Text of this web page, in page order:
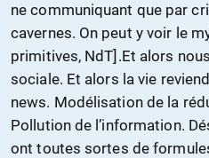
ne communiquant que par
cavernes. On peut y voir le
primitives, NdT].Et alors
sociale. Et alors la vie
news. Modélisation de la
Pollution de l’information.
ont toutes sortes de